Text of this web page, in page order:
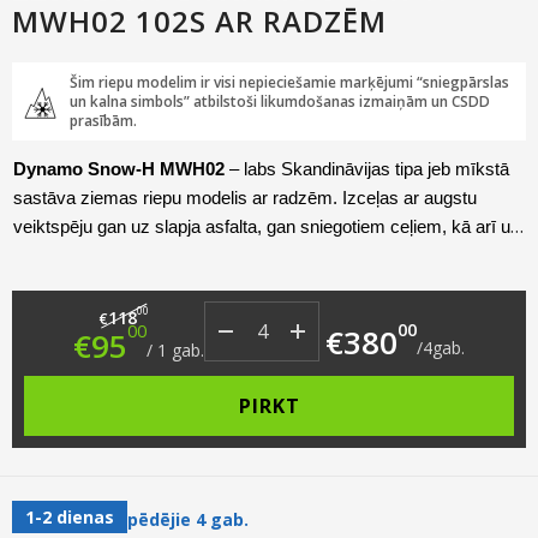
MWH02 102S AR RADZĒM
Šim riepu modelim ir visi nepieciešamie marķējumi “sniegpārslas
un kalna simbols” atbilstoši likumdošanas izmaiņām un CSDD
prasībām.
Dynamo Snow-H MWH02 – labs Skandināvijas tipa jeb mīkstā
sastāva ziemas riepu modelis ar radzēm. Izceļas ar augstu
veiktspēju gan uz slapja asfalta, gan sniegotiem ceļiem, kā arī uz
€11800 Original price was: €118.00.
€9500 Current price is: €95.00.
/ 1 gab. €38000
/4gab.
PIRKT
1-2 dienas pēdējie 4 gab.